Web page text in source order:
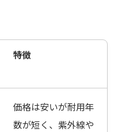
特徴
価格は安いが耐用年
数が短く、紫外線や